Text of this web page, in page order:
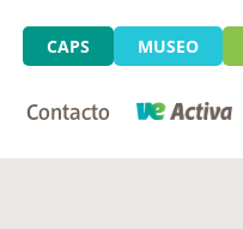
CAPS MUSEO
Contacto